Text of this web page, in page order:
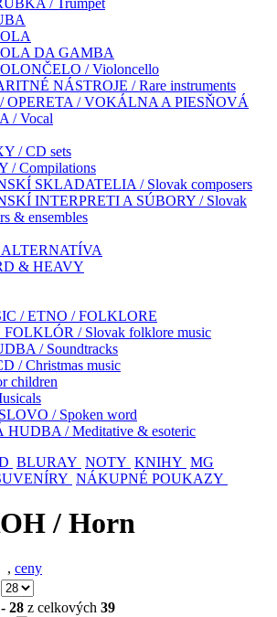
/ Trumpet
DA GAMBA
/ Violoncello
NÁSTROJE / Rare instruments
OPERETA / VOKÁLNA A PIESŇOVÁ
/ Vocal
/ CD sets
/ Compilations
SKLADATELIA / Slovak composers
INTERPRETI A SÚBORY / Slovak
& ensembles
ALTERNATÍVA
& HEAVY
/ ETNO / FOLKLORE
/ Slovak folklore music
/ Soundtracks
/ Christmas music
children
/ Spoken word
/ Meditative & esoteric
BLURAY NOTY KNIHY MG
NÁKUPNÉ POUKAZY
/ Horn
, ceny
28 z celkových 39